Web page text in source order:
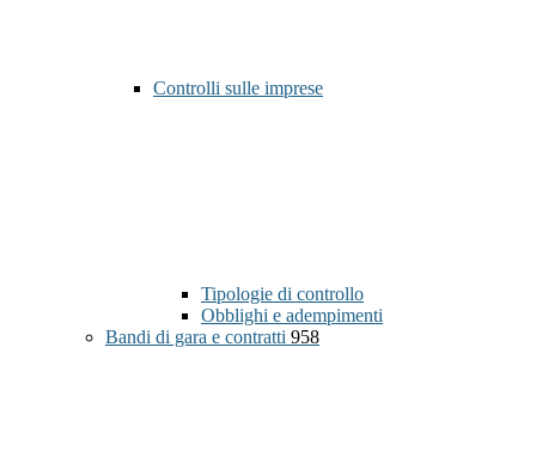
Controlli sulle imprese
Tipologie di controllo
Obblighi e adempimenti
Bandi di gara e contratti 958